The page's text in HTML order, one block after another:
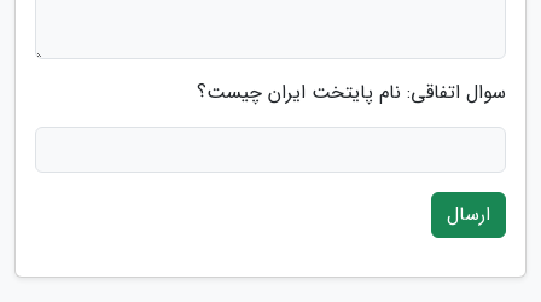
سوال اتفاقی: نام پایتخت ایران چیست؟
ارسال